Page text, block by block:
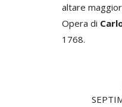
altare
Opera di
1768.